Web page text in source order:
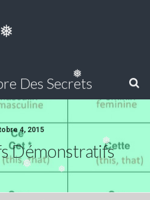
❅
❅
❅
❅
❅
Des Secrets
4, 2015
Démonstratifs